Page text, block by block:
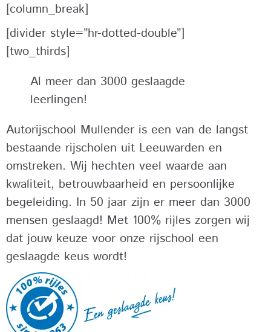
[column_break]
[divider style=”hr-dotted-double”]
[two_thirds]
Al meer dan 3000 geslaagde
leerlingen!
Autorijschool Mullender is een van de langst
bestaande rijscholen uit Leeuwarden en
omstreken. Wij hechten veel waarde aan
kwaliteit, betrouwbaarheid en persoonlijke
begeleiding. In 50 jaar zijn er meer dan 3000
mensen geslaagd! Met 100% rijles zorgen wij
dat jouw keuze voor onze rijschool een
geslaagde keus wordt!